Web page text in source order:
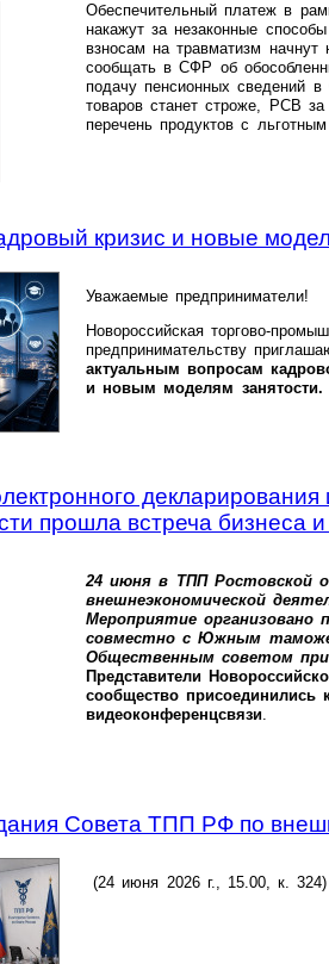
Обеспечительный платеж в
накажут за незаконные
взносам на травматизм
сообщать в СФР об
подачу пенсионных сведений
товаров станет строже, РСВ
перечень продуктов с
кризис и новые
Уважаемые предприниматели!
Новороссийская торгово-
предпринимательству
актуальным вопросам
и новым моделям занятости.
прошла встреча бизнеса
24 июня в ТПП Ростовской
внешнеэкономической
Мероприятие
совместно с Южным
Общественным советом при
Представители
сообщество
видеоконференцсвязи
Совета ТПП РФ по
(24 июня 2026 г., 15.00, к. 324)